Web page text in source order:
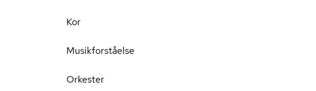
Kor
Musikforståelse
Orkester